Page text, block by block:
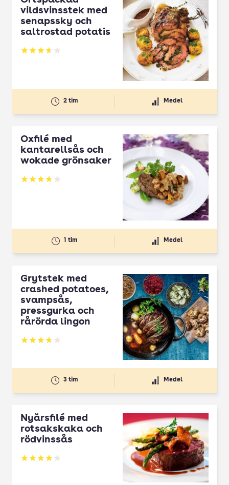
vildsvinsstek med
senapssky och
saltrostad potatis
Betyg: 3.64 av 5
2 tim Medel
Oxfilé med
kantarellsås och
wokade grönsaker
Betyg: 3.76 av 5
1 tim Medel
Grytstek med
crashed potatoes,
svampsås,
pressgurka och
rårörda lingon
Betyg: 3.7 av 5
3 tim Medel
Nyårsfilé med
rotsakskaka och
rödvinssås
Betyg: 3.94 av 5